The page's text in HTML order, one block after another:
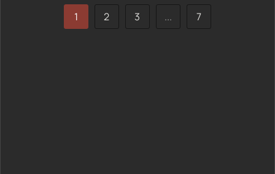
1 2 3 ... 7